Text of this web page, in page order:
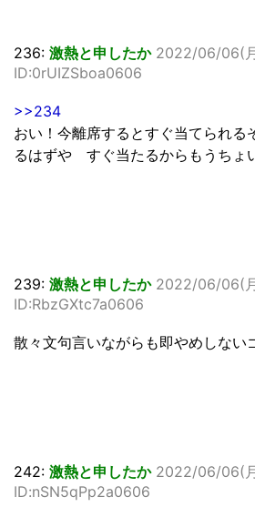
236: 激熱と申したか 2022/06/06(
ID:0rUIZSboa0606
>>234
おい！今離席するとすぐ当てられる
るはずや すぐ当たるからもうちょ
239: 激熱と申したか 2022/06/06(
ID:RbzGXtc7a0606
散々文句言いながらも即やめしない
242: 激熱と申したか 2022/06/06(
ID:nSN5qPp2a0606